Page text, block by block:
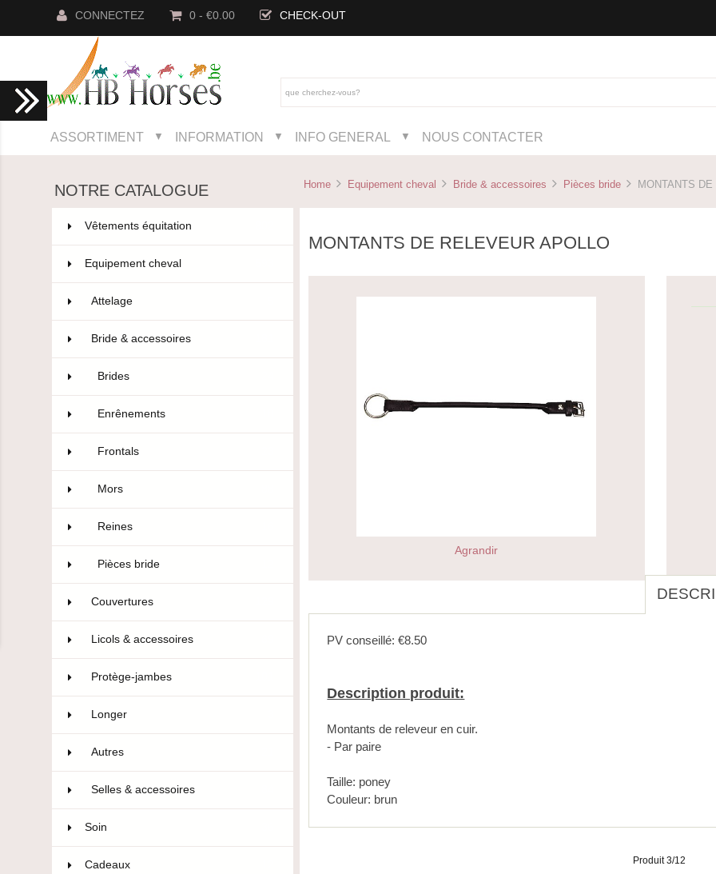
CONNECTEZ 0 - €0.00 CHECK-OUT
ASSORTIMENT ▼ INFORMATION ▼ INFO GENERAL ▼ NOUS CONTACTER
NOTRE CATALOGUE
Vêtements équitation
Equipement cheval
Attelage
Bride & accessoires
Brides
Enrênements
Frontals
Mors
Reines
Pièces bride
Couvertures
Licols & accessoires
Protège-jambes
Longer
Autres
Selles & accessoires
Soin
Cadeaux
Home Equipement cheval Bride & accessoires Pièces bride MONTANTS
MONTANTS DE RELEVEUR APOLLO
Agrandir
PV conseillé: €8.50
Description produit:
Montants de releveur en cuir.
- Par paire
Taille: poney
Couleur: brun
Produit 3/12